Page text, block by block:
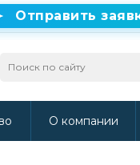
наш сайт,
Отправить
О компании